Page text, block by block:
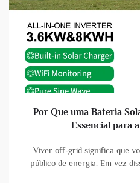
Por Que uma Bateria
Essencial para
Viver off-grid significa que
público de energia. Em vez